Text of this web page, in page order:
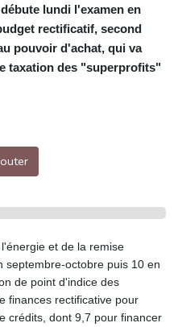
lundi l'examen en
rectificatif, second
pouvoir d'achat, qui va
taxation des "superprofits"
et de la remise
septembre-octobre puis 10 en
de point d'indice des
finances rectificative pour
crédits, dont 9,7 pour financer